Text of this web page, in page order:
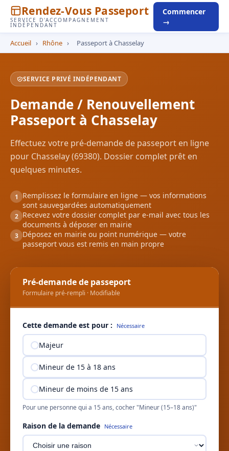
Rendez-Vous Passeport
SERVICE D'ACCOMPAGNEMENT
INDÉPENDANT
Commencer
→
Accueil › Rhône › Passeport à Chasselay
SERVICE PRIVÉ INDÉPENDANT
Demande / Renouvellement
Passeport à Chasselay
Effectuez votre pré-demande de passeport en ligne
pour Chasselay (69380). Dossier complet prêt en
quelques minutes.
1
Remplissez le formulaire en ligne — vos informations
sont sauvegardées automatiquement
2 Recevez votre dossier complet par e-mail avec tous les
documents à déposer en mairie
3 Déposez en mairie ou point numérique — votre
passeport vous est remis en main propre
Pré-demande de passeport
Formulaire pré-rempli · Modifiable
Cette demande est pour : Nécessaire
Majeur
Mineur de 15 à 18 ans
Mineur de moins de 15 ans
Pour une personne qui a 15 ans, cocher "Mineur (15–18 ans)"
Raison de la demande Nécessaire